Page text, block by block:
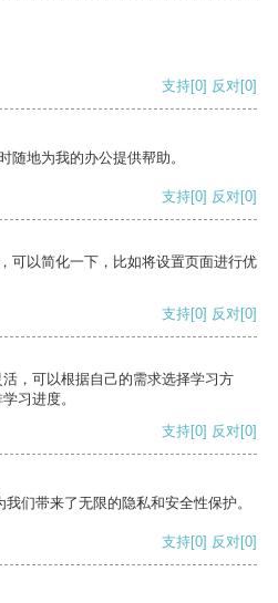
支持[0] 反对[0]
随地为我的办公提供帮助。
支持[0] 反对[0]
可以简化一下，比如将设置页面进行优
支持[0] 反对[0]
，可以根据自己的需求选择学习方
习进度。
支持[0] 反对[0]
们带来了无限的隐私和安全性保护。
支持[0] 反对[0]